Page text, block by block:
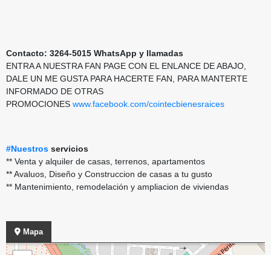
Contacto: 3264-5015 WhatsApp y llamadas
ENTRA A NUESTRA FAN PAGE CON EL ENLANCE DE ABAJO,
DALE UN ME GUSTA PARA HACERTE FAN, PARA MANTERTE
INFORMADO DE OTRAS
PROMOCIONES www.facebook.com/cointecbienesraices
#Nuestros servicios
** Venta y alquiler de casas, terrenos, apartamentos
** Avaluos, Diseño y Construccion de casas a tu gusto
** Mantenimiento, remodelación y ampliacion de viviendas
Mapa